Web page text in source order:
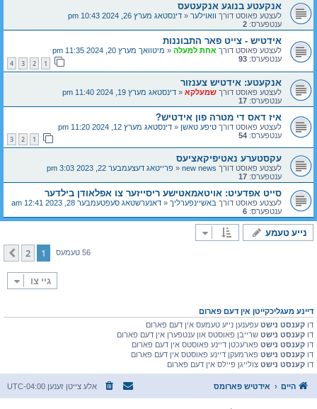
אנקעטע בנוגע אנקעטעס
לעצטע פאוסט דורך וואוילער « דינסטאג מערץ 26, 2024 10:43 pm
ענטפערס: 2
אידטיש - צייט פאר התבוננות
לעצטע פאוסט דורך אחת למעלה « מיטוואך מערץ 20, 2024 11:35 pm
ענטפערס: 93
1
2
3
4
אנקעטע: אידטיש צענזור
לעצטע פאוסט דורך שמעלקא « דינסטאג מערץ 19, 2024 11:40 pm
ענטפערס: 17
איז דאס די מטרה פון אידטיש?
לעצטע פאוסט דורך טיפע טאשן « דינסטאג מערץ 12, 2024 11:20 pm
ענטפערס: 54
1
2
3
עקסטערע נאטיפיקאציעס
לעצטע פאוסט דורך new news
« פרייטאג דעצעמבער 22, 2023 3:03 pm
ענטפערס: 17
סייט אפדעיט: אויטאמאטישע ריסייזער צו אפלאודן בילדער
לעצטע פאוסט דורך באשיינפערליך « דאנערשטאג סעפטעמבער 28, 2023 12:41 am
ענטפערס: 6
נייע טעמע
56 טעמעס 1
2
קומענדיגע
גיי צו
דיינע מעגליכקייטן אין דעם פארום
דו קענסט נישט עפענען נייע טעמעס אין דעם פארום
דו קענסט נישט שרייבן פאוסטס און ענטפערן אין דעם פארום
דו קענסט נישט פארעכטן דיינע פאוסטס אין דעם פארום
דו קענסט נישט פארמעקן דיינע פאוסטס אין דעם פארום
דו קענסט נישט צולייגן פיילס אין דעם פארום
היים אידטיש פארומס אלע צייטן זענען UTC-04:00